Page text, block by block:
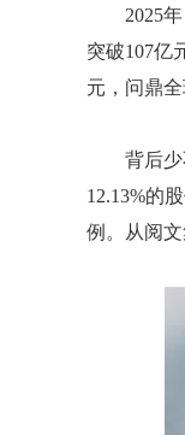
2025
突破107亿
元，问鼎
背后
12.13%的
例。从阅